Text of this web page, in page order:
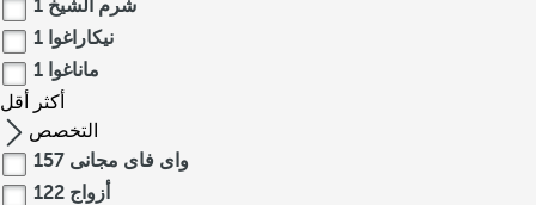
شرم الشيخ 1
نيكاراغوا 1
ماناغوا 1
أكثر
أقل
التخصص
واى فاى مجانى 157
أزواج 122